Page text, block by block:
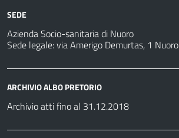
SEDE
Azienda Socio-sanitaria di Nuoro
Sede legale: via Amerigo Demurtas, 1 Nuoro
ARCHIVIO ALBO PRETORIO
Archivio atti fino al 31.12.2018